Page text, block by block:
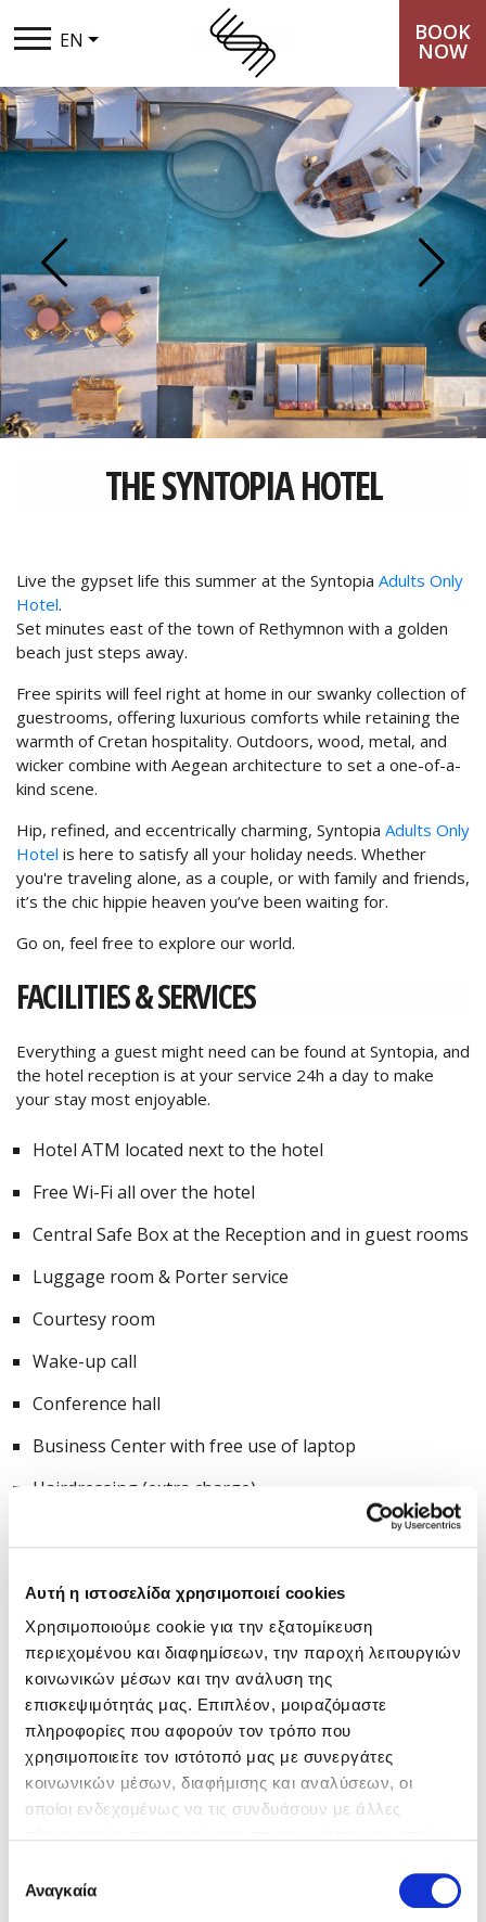
Αυτή η ιστοσελίδα χρησιμοποιεί cookies
Χρησιμοποιούμε cookie για την εξατομίκευση
περιεχομένου και διαφημίσεων, την παροχή λειτουργιών
κοινωνικών μέσων και την ανάλυση της
επισκεψιμότητάς μας. Επιπλέον, μοιραζόμαστε
πληροφορίες που αφορούν τον τρόπο που
χρησιμοποιείτε τον ιστότοπό μας με συνεργάτες
κοινωνικών μέσων, διαφήμισης και αναλύσεων, οι
οποίοι ενδεχομένως να τις συνδυάσουν με άλλες
των υπηρεσιών τους.
συγκατάθεσης
Αναγκαία
EN BOOK
NOW
THE SYNTOPIA
STAY
TASTE
EXPERIENCES
LOYALTY CLUB
PACKAGES
GALLERY
CONTACT
CAREERS
Previous Next
THE SYNTOPIA HOTEL
Live the gypset life this summer at the Syntopia Adults Only
Hotel.
Set minutes east of the town of Rethymnon with a golden
beach just steps away.
Free spirits will feel right at home in our swanky collection of
guestrooms, offering luxurious comforts while retaining the
warmth of Cretan hospitality. Outdoors, wood, metal, and
wicker combine with Aegean architecture to set a one-of-a-
kind scene.
Hip, refined, and eccentrically charming, Syntopia Adults Only
Hotel is here to satisfy all your holiday needs. Whether
you're traveling alone, as a couple, or with family and friends,
it’s the chic hippie heaven you’ve been waiting for.
Go on, feel free to explore our world.
FACILITIES & SERVICES
Everything a guest might need can be found at Syntopia, and
the hotel reception is at your service 24h a day to make
your stay most enjoyable.
Hotel ATM located next to the hotel
Free Wi-Fi all over the hotel
Central Safe Box at the Reception and in guest rooms
Luggage room & Porter service
Courtesy room
Wake-up call
Conference hall
Business Center with free use of laptop
Hairdressing (extra charge)
Iron & Ironing Board (free of charge on request)
CHECK-IN/CHECK-OUT
Check-in: 15:00
Check-out: 12:00
Express Check-out
extra charge.